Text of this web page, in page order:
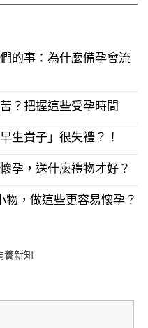
的事：為什麼備孕會流
？把握這些受孕時間
生貴子」很失禮？！
孕，送什麼禮物才好？
物，做這些更容易懷孕？
養新知